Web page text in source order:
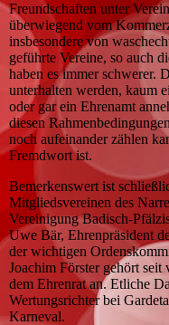
Freundschaften unter
überwiegend vom
insbesondere von
geführte Vereine, so auch
haben es immer schwerer.
unterhalten werden, kaum
oder gar ein Ehrenamt
diesen
noch aufeinander zählen
Fremdwort ist.
Bemerkenswert ist
Mitgliedsvereinen des
Vereinigung Badisch-
Uwe Bär, Ehrenpräsident
der wichtigen
Joachim Förster gehört seit
dem Ehrenrat an. Etliche
Wertungsrichter bei
Karneval.